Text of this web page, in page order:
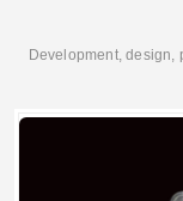
Development, design,